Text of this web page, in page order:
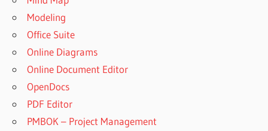
Modeling
Office Suite
Online Diagrams
Online Document Editor
OpenDocs
PDF Editor
PMBOK – Project Management